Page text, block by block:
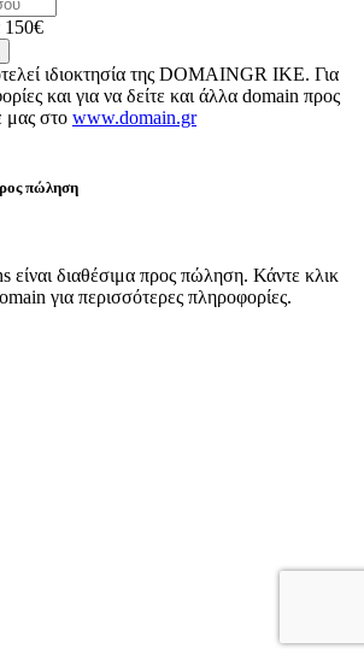
150€
ιδιοκτησία της DOMAINGR ΙΚΕ. Για
και για να δείτε και άλλα domain προς
μας στο www.domain.gr
πώληση
διαθέσιμα προς πώληση. Κάντε κλικ
για περισσότερες πληροφορίες.